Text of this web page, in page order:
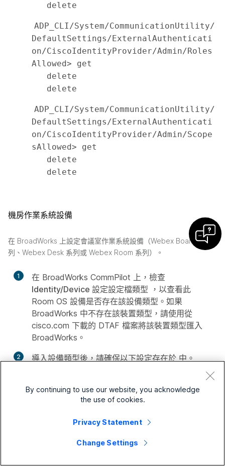
   delete
ADP_CLI/System/CommunicationUtility/
DefaultSettings/ExternalAuthenticati
on/CiscoIdentityProvider/Admin/Roles
Allowed> get
   delete
   delete
ADP_CLI/System/CommunicationUtility/
DefaultSettings/ExternalAuthenticati
on/CiscoIdentityProvider/Admin/Scope
sAllowed> get
   delete
   delete
機房作業系統設備
在 BroadWorks 上設定會議室作業系統設備（Webex Board 系
列、Webex Desk 系列或 Webex Room 系列）。
1
在 BroadWorks CommPilot 上，檢查
Identity/Device 設定設定檔類型 ，以查看此
Room OS 設備是否存在該設備類型。如果
BroadWorks 中不存在該裝置類型，請使用從
cisco.com 下載的 DTAF 檔案將該裝置類型匯入
BroadWorks。
2 導入設備類型後，請確保以下設定存在於中。
選取「允許啟動碼註冊」複選框
身份驗證模式設定為Bearer
By continuing to use our website, you acknowledge
the use of cookies.
Privacy Statement
Change Settings